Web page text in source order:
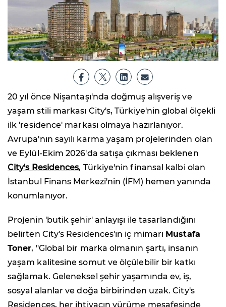
20 yıl önce Nişantaşı'nda doğmuş alışveriş ve
yaşam stili markası City's, Türkiye'nin global ölçekli
ilk 'residence' markası olmaya hazırlanıyor.
Avrupa'nın sayılı karma yaşam projelerinden olan
ve Eylül-Ekim 2026'da satışa çıkması beklenen
City's Residences, Türkiye'nin finansal kalbi olan
İstanbul Finans Merkezi'nin (İFM) hemen yanında
konumlanıyor.
Projenin 'butik şehir' anlayışı ile tasarlandığını
belirten City's Residences'ın iç mimarı Mustafa
Toner, "Global bir marka olmanın şartı, insanın
yaşam kalitesine somut ve ölçülebilir bir katkı
sağlamak. Geleneksel şehir yaşamında ev, iş,
sosyal alanlar ve doğa birbirinden uzak. City's
Residences, her ihtiyacın yürüme mesafesinde